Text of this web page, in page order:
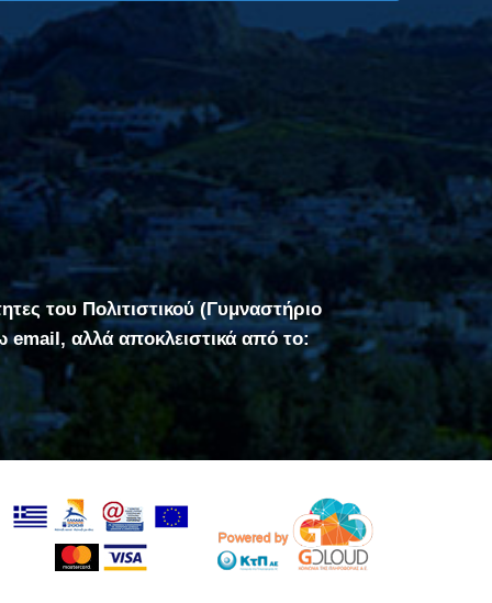
του Πολιτιστικού (Γυμναστήριο
email, αλλά αποκλειστικά από το: